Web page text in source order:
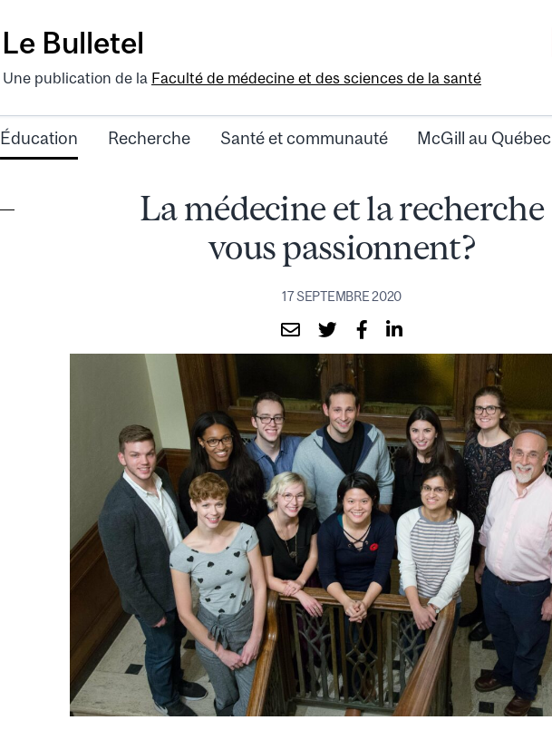
Le Bulletel
Une publication de la Faculté de médecine et des sciences de la santé
Éducation Recherche Santé et communauté McGill au Québec
La médecine et la recherche
vous passionnent?
17 SEPTEMBRE 2020